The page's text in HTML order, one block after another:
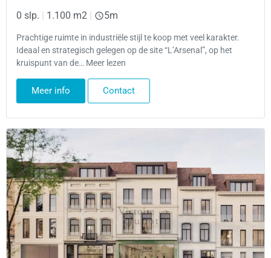
0 slp. | 1.100 m2 | 5m
Prachtige ruimte in industriële stijl te koop met veel karakter.
Ideaal en strategisch gelegen op de site “L’Arsenal”, op het
kruispunt van de… Meer lezen
Meer info Contact